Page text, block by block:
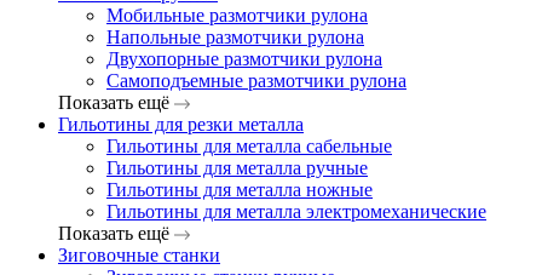
Мобильные размотчики рулона
Напольные размотчики рулона
Двухопорные размотчики рулона
Самоподъемные размотчики рулона
Показать ещё
Гильотины для резки металла
Гильотины для металла сабельные
Гильотины для металла ручные
Гильотины для металла ножные
Гильотины для металла электромеханические
Показать ещё
Зиговочные станки